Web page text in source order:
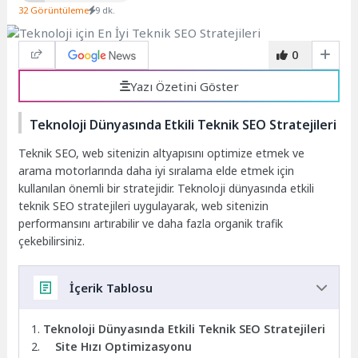
32 Görüntüleme 9 dk.
0
Yazı Özetini Göster
Teknoloji Dünyasında Etkili Teknik SEO Stratejileri
Teknik SEO, web sitenizin altyapısını optimize etmek ve
arama motorlarında daha iyi sıralama elde etmek için
kullanılan önemli bir stratejidir. Teknoloji dünyasında etkili
teknik SEO stratejileri uygulayarak, web sitenizin
performansını artırabilir ve daha fazla organik trafik
çekebilirsiniz.
İçerik Tablosu
Teknoloji Dünyasında Etkili Teknik SEO Stratejileri
Site Hızı Optimizasyonu